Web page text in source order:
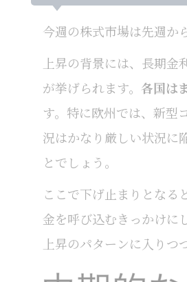
今週の株式市場は先週か
上昇の背景には、長期
が挙げられます。各国は
す。特に欧州では、新型
況はかなり厳しい状況に
とでしょう。
ここで下げ止まりとなる
金を呼び込むきっかけに
上昇のパターンに入りつ